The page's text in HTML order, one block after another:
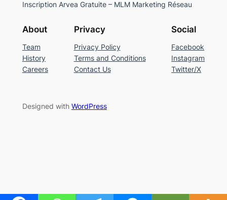
Inscription Arvea Gratuite – MLM Marketing Réseau
About
Team
History
Careers
Privacy
Privacy Policy
Terms and Conditions
Contact Us
Social
Facebook
Instagram
Twitter/X
Designed with WordPress